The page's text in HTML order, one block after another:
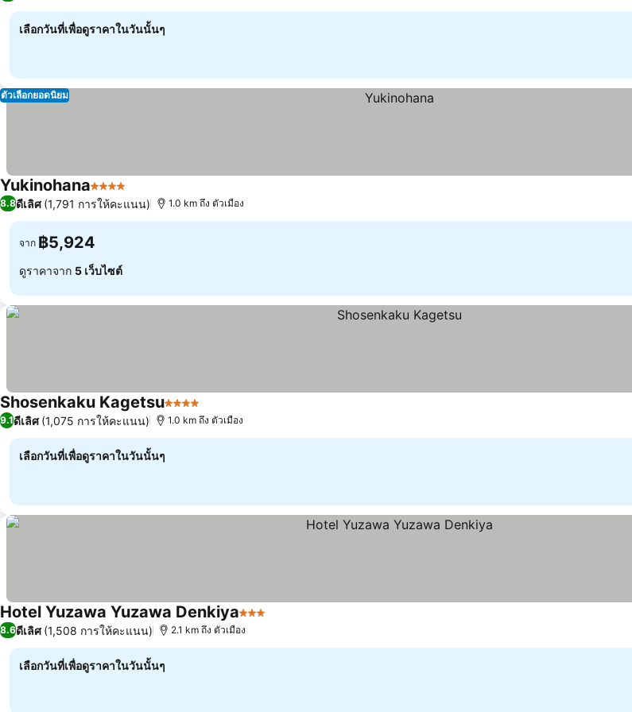
เลือกวันที่เพื่อดูราคาในวันนั้นๆ
ตัวเลือกยอดนิยม
Yukinohana4 ดาว
8.8ดีเลิศ (1,791 การให้คะแนน) 1.0 km ถึง ตัวเมือง
จาก ฿5,924
ดูราคาจาก 5 เว็บไซต์
Shosenkaku Kagetsu4 ดาว
9.1ดีเลิศ (1,075 การให้คะแนน) 1.0 km ถึง ตัวเมือง
เลือกวันที่เพื่อดูราคาในวันนั้นๆ
Hotel Yuzawa Yuzawa Denkiya3 ดาว
8.6ดีเลิศ (1,508 การให้คะแนน) 2.1 km ถึง ตัวเมือง
เลือกวันที่เพื่อดูราคาในวันนั้นๆ